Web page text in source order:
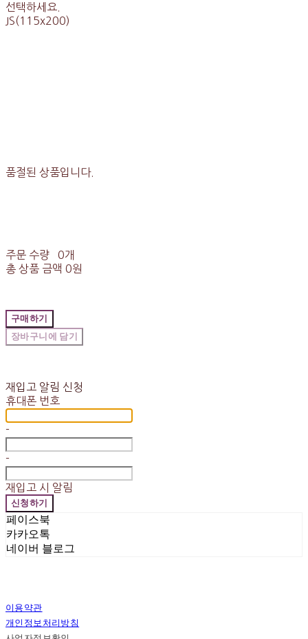
선택하세요.
JS(115x200)
품절된 상품입니다.
주문 수량
0개
총 상품 금액 0원
구매하기
장바구니에 담기
재입고 알림 신청
휴대폰 번호
-
-
재입고 시 알림
신청하기
페이스북
카카오톡
네이버 블로그
이용약관
개인정보처리방침